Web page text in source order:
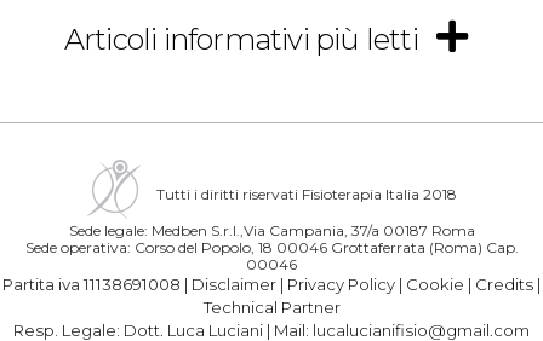
Articoli informativi più letti
Tutti i diritti riservati Fisioterapia Italia 2018
Sede legale: Medben S.r.l.,Via Campania, 37/a 00187 Roma
Sede operativa: Corso del Popolo, 18 00046 Grottaferrata (Roma) Cap.
00046
Partita iva 11138691008 | Disclaimer | Privacy Policy | Cookie | Credits |
Technical Partner
Resp. Legale: Dott. Luca Luciani | Mail: lucalucianifisio@gmail.com